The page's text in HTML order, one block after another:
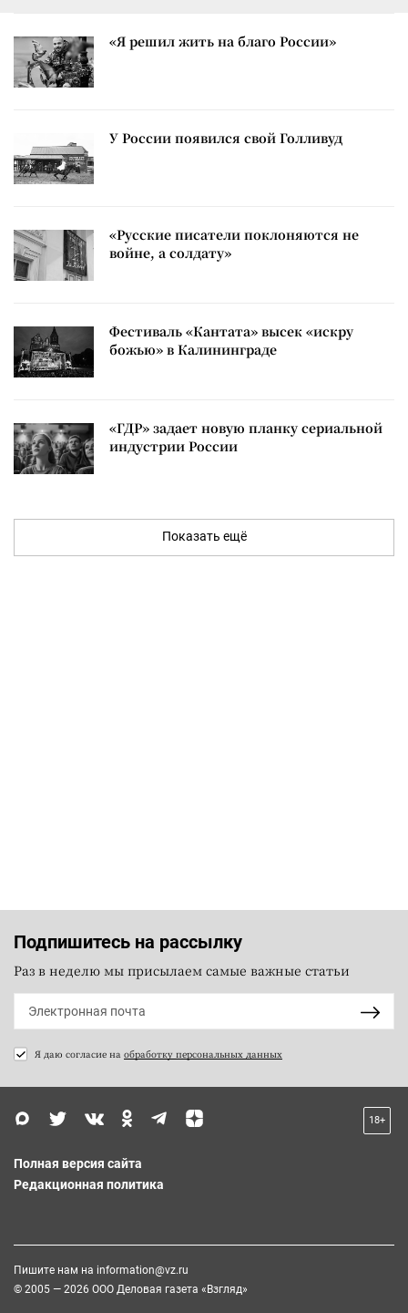
«Я решил жить на благо России»
У России появился свой Голливуд
«Русские писатели поклоняются не
войне, а солдату»
Фестиваль «Кантата» высек «искру
божью» в Калининграде
«ГДР» задает новую планку сериальной
индустрии России
Показать ещё
Подпишитесь на рассылку
Раз в неделю мы присылаем самые важные статьи
Я даю согласие на обработку персональных данных
18+
Полная версия сайта
Редакционная политика
Пишите нам на information@vz.ru
© 2005 — 2026 ООО Деловая газета «Взгляд»